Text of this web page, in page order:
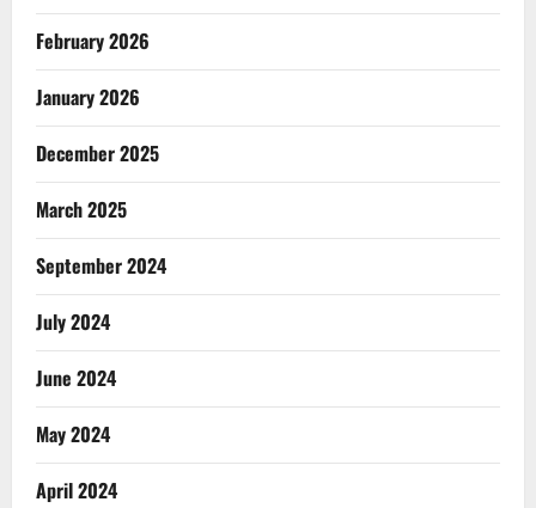
February 2026
January 2026
December 2025
March 2025
September 2024
July 2024
June 2024
May 2024
April 2024